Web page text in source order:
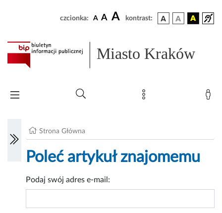
czcionka: A A A kontrast:
Miasto Kraków
Strona Główna
Poleć artykuł znajomemu
Podaj swój adres e-mail: